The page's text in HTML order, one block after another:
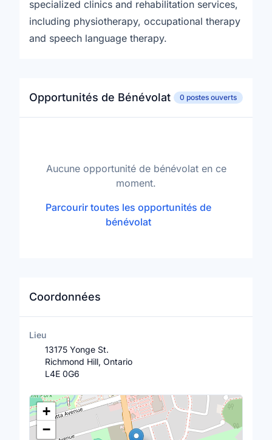
specialized clinics and rehabilitation services,
including physiotherapy, occupational therapy
and speech language therapy.
Opportunités de Bénévolat 0 postes ouverts
Aucune opportunité de bénévolat en ce
moment.
Parcourir toutes les opportunités de
bénévolat
Coordonnées
Lieu
13175 Yonge St.
Richmond Hill, Ontario
L4E 0G6
Lieu
+
−